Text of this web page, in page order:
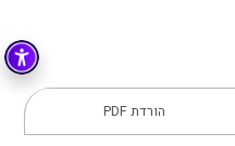
ואלקטרוניקהלכל מוצרי היצרן
הורדת PDF